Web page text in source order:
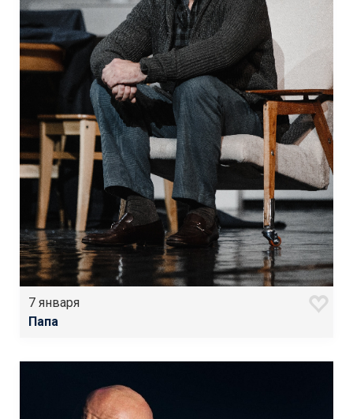
7 января
Папа